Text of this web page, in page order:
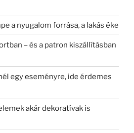
a nyugalom forrása, a lakás éke
– és a patron kiszállításban
egy eseményre, ide érdemes
akár dekoratívak is